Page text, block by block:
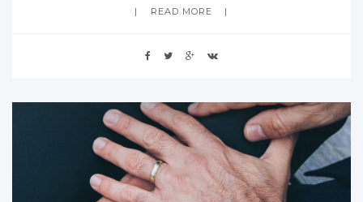
READ MORE